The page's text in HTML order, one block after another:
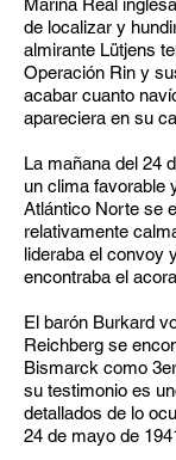
Marina Real
de localizar y
almirante Lütjens
Operación Rin y
acabar cuanto
apareciera en su
La mañana del 24
un clima favorable
Atlántico Norte se
relativamente
lideraba el convoy
encontraba el
El barón Burkard
Reichberg se
Bismarck como
su testimonio es
detallados de lo
24 de mayo de